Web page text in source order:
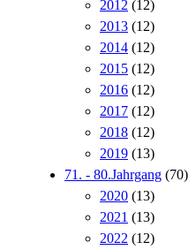
2012 (12)
2013 (12)
2014 (12)
2015 (12)
2016 (12)
2017 (12)
2018 (12)
2019 (13)
71. - 80.Jahrgang (70)
2020 (13)
2021 (13)
2022 (12)